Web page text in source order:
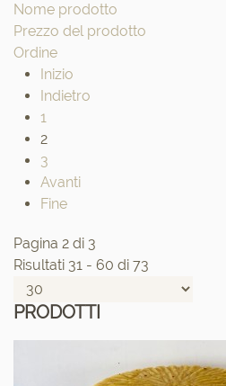
Nome prodotto
Prezzo del prodotto
Ordine
Inizio
Indietro
1
2
3
Avanti
Fine
Pagina 2 di 3
Risultati 31 - 60 di 73
PRODOTTI